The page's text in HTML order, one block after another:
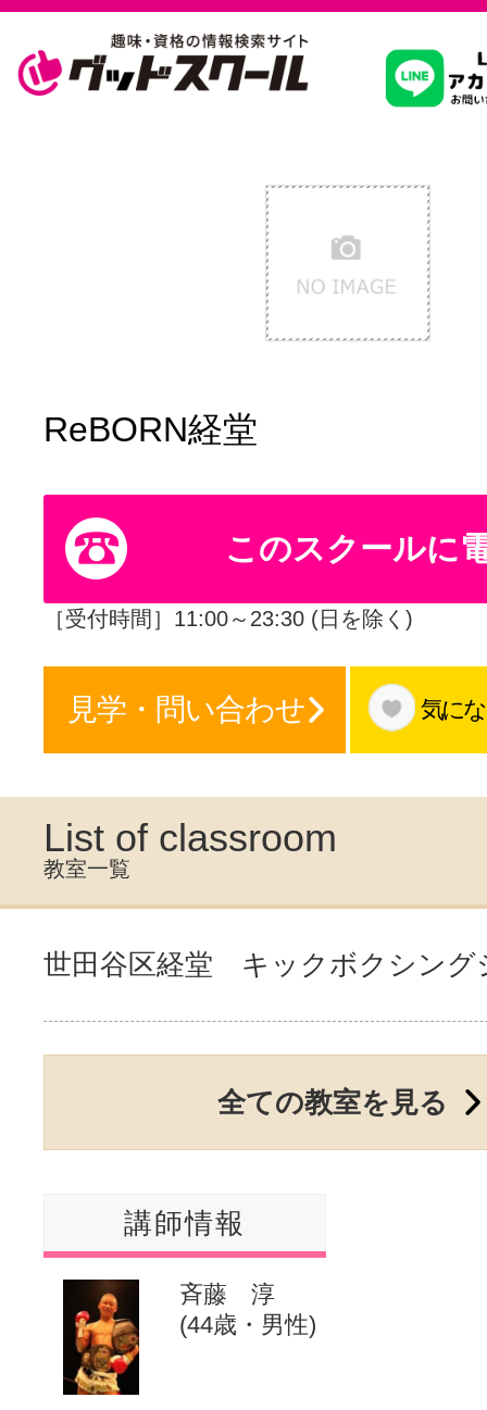
習いたいこ
スクールを
駅・路線か
やりたいこ
特集をみる
掲載のお問
サイトマッ
ReBORN経堂
このスクールに
［受付時間］11:00～23:30 (日を除く)
見学・問い合わせ 気に
List of classroom
教室一覧
世田谷区経堂 キックボクシング
全ての教室を見る
講師情報
斉藤 淳
(44歳・男性)